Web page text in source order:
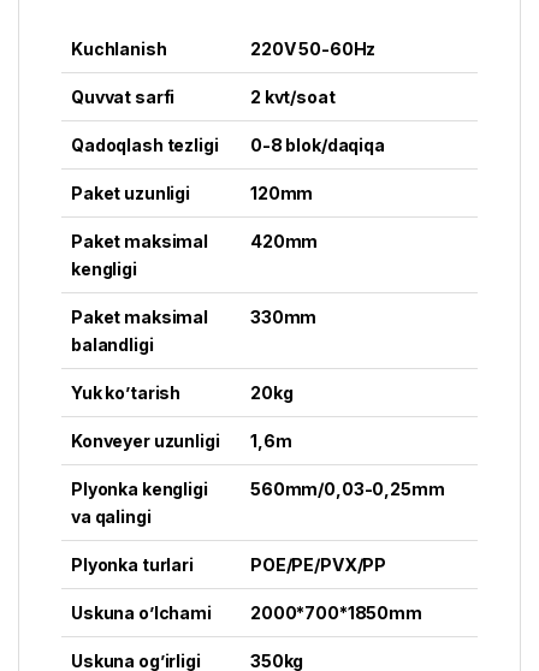
Kuchlanish 220V 50-60Hz
Quvvat sarfi 2 kvt/soat
Qadoqlash tezligi 0-8 blok/daqiqa
Paket uzunligi 120mm
Paket maksimal
kengligi
420mm
Paket maksimal
balandligi
330mm
Yuk ko’tarish 20kg
Konveyer uzunligi 1,6m
Plyonka kengligi
va qalingi
560mm/0,03-0,25mm
Plyonka turlari POE/PE/PVX/PP
Uskuna o’lchami 2000*700*1850mm
Uskuna og’irligi 350kg